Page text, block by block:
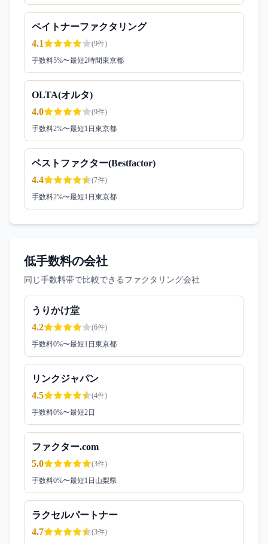
ペイトナーファクタリング
4.1
(9件)
手数料5%〜最短2時間東京都
OLTA(オルタ)
4.0
(9件)
手数料2%〜最短1日 東京都
ベストファクター(Bestfactor)
4.4
(7件)
手数料2%〜最短1日 東京都
低手数料の会社
同じ手数料帯で比較できるファクタリング会社
うりかけ堂
4.2
(6件)
手数料0%〜最短1日 東京都
リンクジャパン
4.5
(4件)
手数料0%〜最短2日
ファクター.com
5.0
(3件)
手数料0%〜最短1日 山梨県
ラクセルパートナー
4.7
(3件)